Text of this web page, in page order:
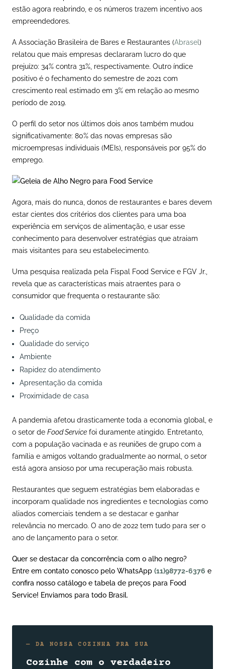
estão agora reabrindo, e os números trazem incentivo aos
empreendedores.
A Associação Brasileira de Bares e Restaurantes (Abrasel )
relatou que mais empresas declararam lucro do que
prejuízo: 34% contra 31%, respectivamente. Outro índice
positivo é o fechamento do semestre de 2021 com
crescimento real estimado em 3% em relação ao mesmo
período de 2019.
O perfil do setor nos últimos dois anos também mudou
significativamente: 80% das novas empresas são
microempresas individuais (MEIs), responsáveis por 95% do
emprego.
Agora, mais do nunca, donos de restaurantes e bares devem
estar cientes dos critérios dos clientes para uma boa
experiência em serviços de alimentação, e usar esse
conhecimento para desenvolver estratégias que atraiam
mais visitantes para seu estabelecimento.
Uma pesquisa realizada pela Fispal Food Service e FGV Jr.,
revela que as características mais atraentes para o
consumidor que frequenta o restaurante são:
Qualidade da comida
Preço
Qualidade do serviço
Ambiente
Rapidez do atendimento
Apresentação da comida
Proximidade de casa
A pandemia afetou drasticamente toda a economia global, e
o setor de Food Service foi duramente atingido. Entretanto,
com a população vacinada e as reuniões de grupo com a
família e amigos voltando gradualmente ao normal, o setor
está agora ansioso por uma recuperação mais robusta.
Restaurantes que seguem estratégias bem elaboradas e
incorporam qualidade nos ingredientes e tecnologias como
aliados comerciais tendem a se destacar e ganhar
relevância no mercado. O ano de 2022 tem tudo para ser o
ano de lançamento para o setor.
Quer se destacar da concorrência com o alho negro?
Entre em contato conosco pelo WhatsApp (11)98772-6376 e
confira nosso catálogo e tabela de preços para Food
Service! Enviamos para todo Brasil.
— DA NOSSA COZINHA PRA SUA
Cozinhe com o verdadeiro